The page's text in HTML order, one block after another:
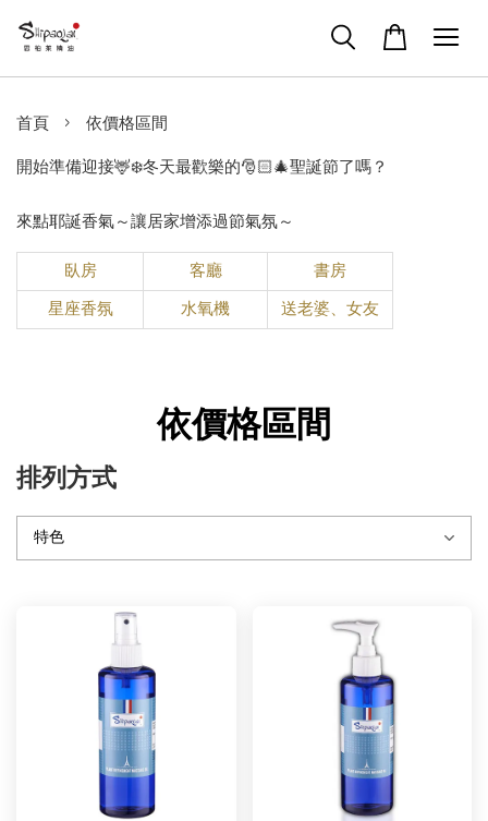
首頁 › 依價格區間
開始準備迎接🦌❄️冬天最歡樂的🎅🏻🎄聖誕節了嗎？
來點耶誕香氣～讓居家增添過節氣氛～
臥房 客廳
書房
星座香氛
水氧機 送老婆、女友
依價格區間
排列方式